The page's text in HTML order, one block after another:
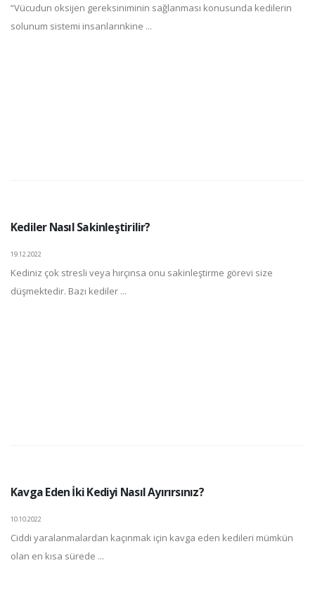
“Vücudun oksijen gereksiniminin sağlanması konusunda kedilerin
solunum sistemi insanlarınkine ...
Kediler Nasıl Sakinleştirilir?
19.12.2022
Kediniz çok stresli veya hırçınsa onu sakinleştirme görevi size
düşmektedir. Bazı kediler ...
Kavga Eden İki Kediyi Nasıl Ayırırsınız?
10.10.2022
Ciddi yaralanmalardan kaçınmak için kavga eden kedileri mümkün
olan en kısa sürede ...